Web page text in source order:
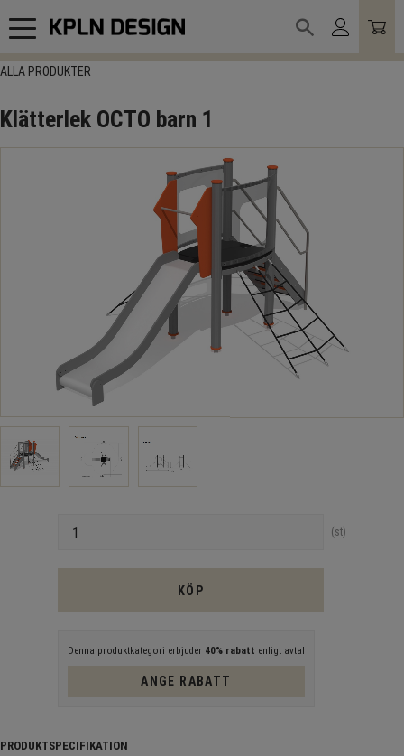
Meny
ALLA PRODUKTER
Klätterlek OCTO barn 1
st
KÖP
Denna produktkategori erbjuder 40% rabatt enligt avtal
ANGE RABATT